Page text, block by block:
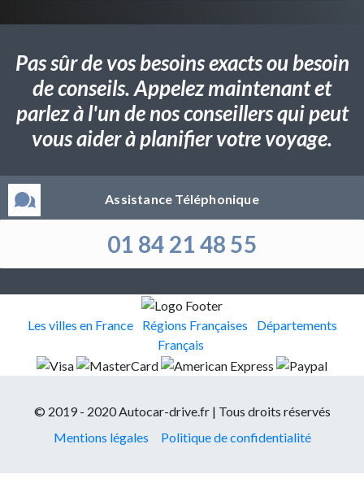
Pas sûr de vos besoins exacts ou besoin
de conseils. Appelez maintenant et
parlez à l'un de nos conseillers qui peut
vous aider à planifier votre voyage.
Assistance Téléphonique
01 84 21 48 55
Les villes en France Régions Françaises
Départements
Français
© 2019 - 2020 Autocar-drive.fr | Tous droits réservés
Mentions légales
Politique de confidentialité